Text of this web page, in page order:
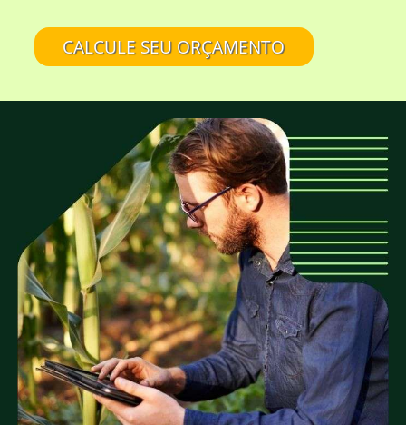
madeira de eucalipto sem tratamento?
Eucalipto Tratado em Autoclave é tudo
É confiável comprar na EUCATRATUS?
A EUCATRATUS fornece madeira para quais
tipos de projetos?
A EUCATRATUS trabalha com peças roliças
de quais medidas?
CALCULE SEU ORÇAMENTO